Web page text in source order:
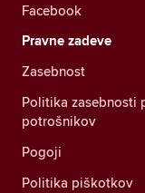
Facebook
Pravne zadeve
Zasebnost
Politika zasebnosti
potrošnikov
Pogoji
Politika piškotkov